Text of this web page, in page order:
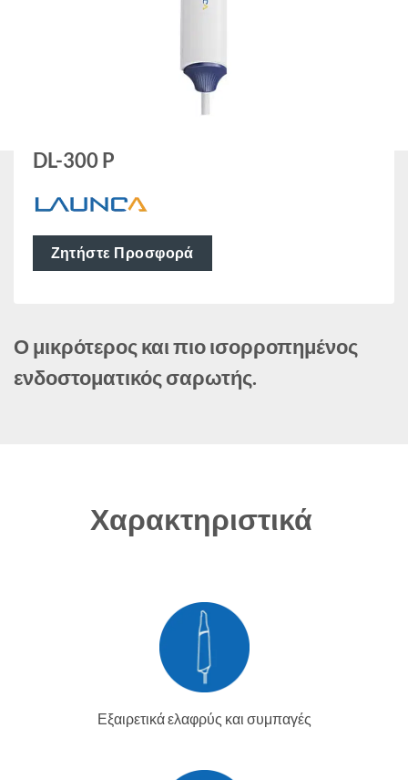
Ο μικρότερος και πιο ισορροπημένος
ενδοστοματικός σαρωτής.
DL-300 P
Ζητήστε Προσφορά
Χαρακτηριστικά
Εξαιρετικά ελαφρύς και συμπαγές